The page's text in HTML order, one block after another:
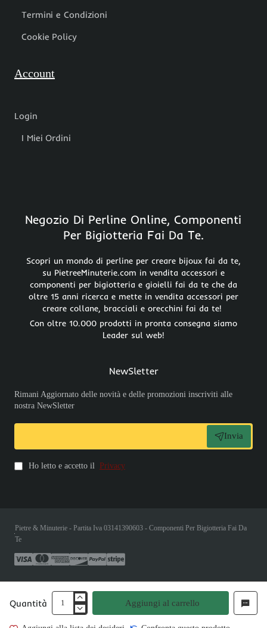
Quantità Aggiungi al carrello
Termini e Condizioni
Cookie Policy
Account
Login
I Miei Ordini
Negozio Di Perline Online, Componenti
Per Bigiotteria Fai Da Te.
Scopri un mondo di perline per creare bijoux fai da te,
su PietreeMinuterie.com in vendita accessori e
componenti per bigiotteria e gioielli fai da te che da
oltre 15 anni ricerca e mette in vendita accessori per
creare collane, bracciali e orecchini fai da te!
Con oltre 10.000 prodotti in pronta consegna siamo
Leader sul web!
NewSletter
Rimani Aggiornato delle novità e delle promozioni inscriviti alle
nostra NewSletter
Invia
Ho letto e accetto il Privacy
Pietre & Minuterie - Partita Iva 03141390603 - Componenti Per Bigiotteria Fai Da
Te